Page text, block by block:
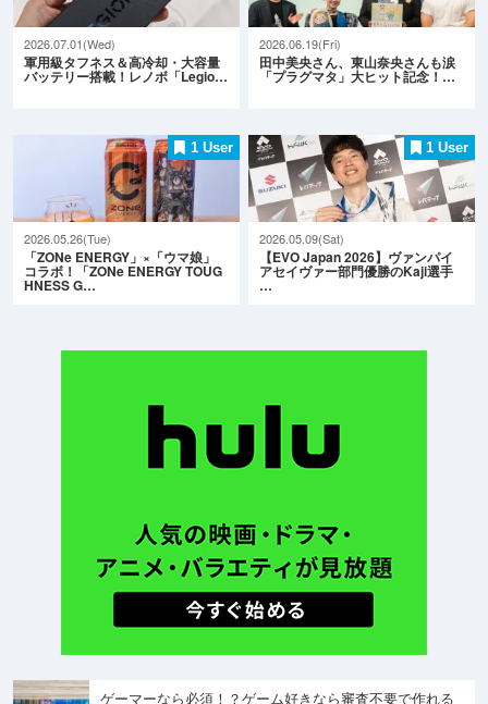
2026.07.01(Wed)
軍用級タフネス＆高冷却・大容量
バッテリー搭載！レノボ「Legio…
2026.06.19(Fri)
田中美央さん、東山奈央さんも涙
「プラグマタ」大ヒット記念！…
1 User
2026.05.26(Tue)
「ZONe ENERGY」×「ウマ娘」
コラボ！「ZONe ENERGY TOUG
HNESS G…
1 User
2026.05.09(Sat)
【EVO Japan 2026】ヴァンパイ
アセイヴァー部門優勝のKaji選手
…
ゲーマーなら必須！？ゲーム好きなら審査不要で作れる